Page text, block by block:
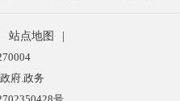
站点地图
府.政务